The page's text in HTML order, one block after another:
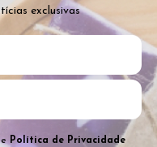
exclusivas
e Política de Privacidade